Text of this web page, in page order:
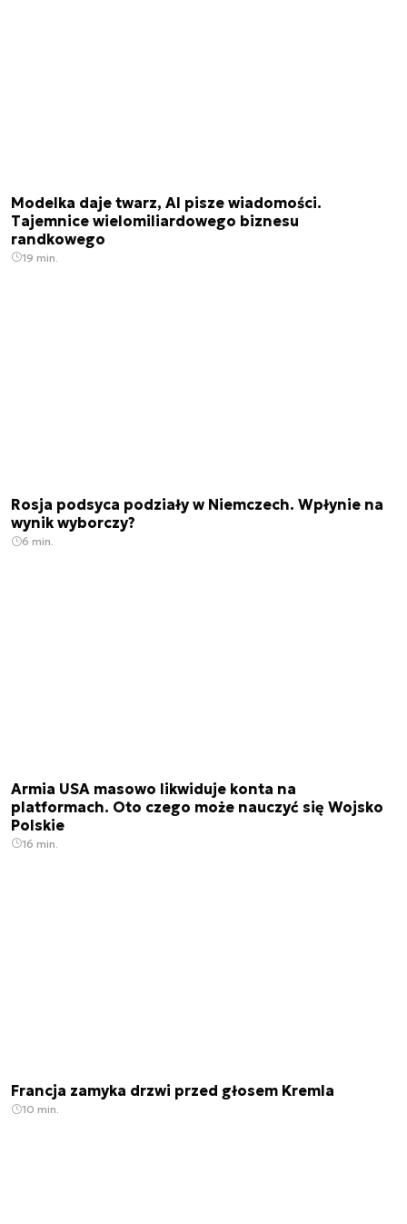
Modelka daje twarz, AI pisze wiadomości.
Tajemnice wielomiliardowego biznesu
randkowego
19 min.
Rosja podsyca podziały w Niemczech. Wpłynie na
wynik wyborczy?
6 min.
Armia USA masowo likwiduje konta na
platformach. Oto czego może nauczyć się Wojsko
Polskie
16 min.
Francja zamyka drzwi przed głosem Kremla
10 min.